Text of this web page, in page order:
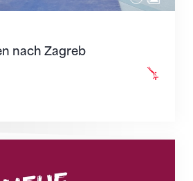
nach Zagreb
ab 1. August 2026